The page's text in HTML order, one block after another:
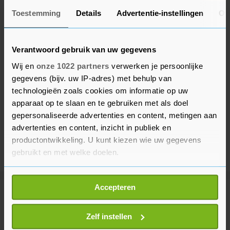
Toestemming Details Advertentie-instellingen
Verantwoord gebruik van uw gegevens
Wij en onze 1022 partners verwerken je persoonlijke
gegevens (bijv. uw IP-adres) met behulp van
technologieën zoals cookies om informatie op uw
apparaat op te slaan en te gebruiken met als doel
gepersonaliseerde advertenties en content, metingen aan
advertenties en content, inzicht in publiek en
productontwikkeling. U kunt kiezen wie uw gegevens
gebruikt en met welke doelen.
Als u het toestaat, willen we ook graag:
Informatie verzamelen over uw geografische
locatie, die tot een paar meter nauwkeurig kan zijn
Uw apparaat identificeren door het actief te
scannen op specifieke eigenschappen (fingerprinting)
Accepteren
Zelf instellen
Meer uit Sport